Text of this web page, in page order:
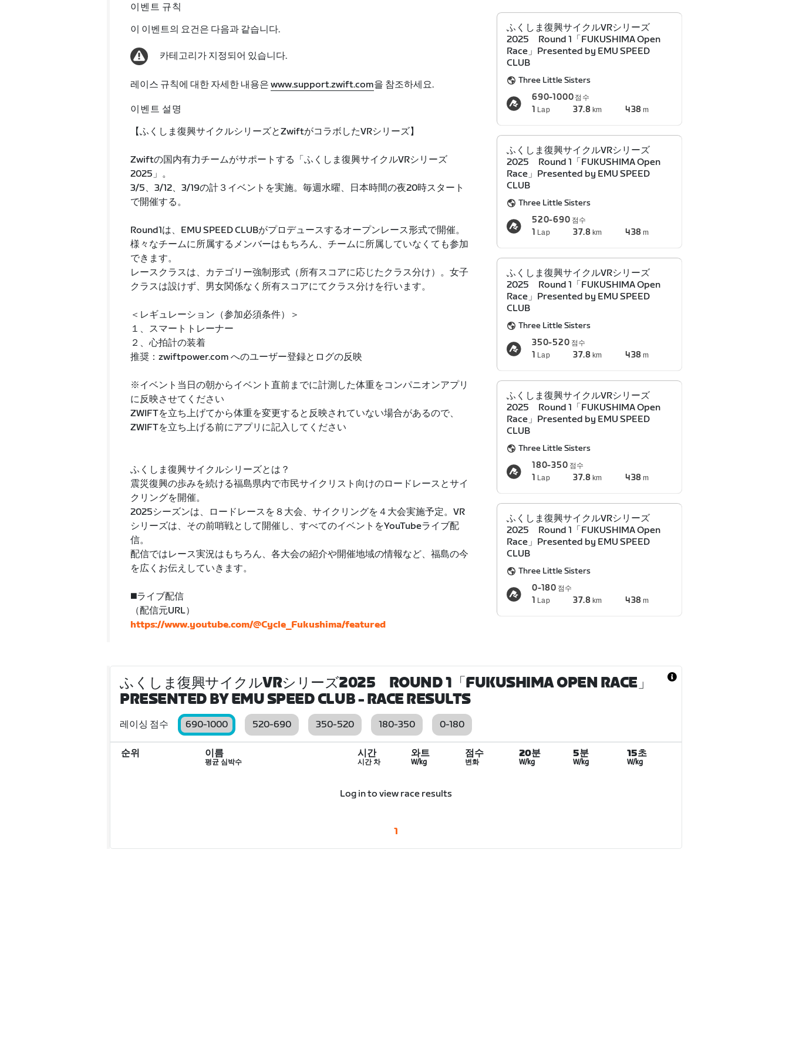
이벤트 규칙
이 이벤트의 요건은 다음과 같습니다.
카테고리가 지정되어 있습니다.
레이스 규칙에 대한 자세한 내용은 www.support.zwift.com을 참조하세요.
이벤트 설명
【ふくしま復興サイクルシリーズとZwiftがコラボしたVRシリーズ】
Zwiftの国内有力チームがサポートする「ふくしま復興サイクルVRシリーズ
2025」。
3/5、3/12、3/19の計３イベントを実施。毎週水曜、日本時間の夜20時スタート
で開催する。
Round1は、EMU SPEED CLUBがプロデュースするオープンレース形式で開催。
様々なチームに所属するメンバーはもちろん、チームに所属していなくても参加
できます。
レースクラスは、カテゴリー強制形式（所有スコアに応じたクラス分け）。女子
クラスは設けず、男女関係なく所有スコアにてクラス分けを行います。
＜レギュレーション（参加必須条件）＞
１、スマートトレーナー
２、心拍計の装着
推奨：zwiftpower.com へのユーザー登録とログの反映
※イベント当日の朝からイベント直前までに計測した体重をコンパニオンアプリ
に反映させてください
ZWIFTを立ち上げてから体重を変更すると反映されていない場合があるので、
ZWIFTを立ち上げる前にアプリに記入してください
ふくしま復興サイクルシリーズとは？
震災復興の歩みを続ける福島県内で市民サイクリスト向けのロードレースとサイ
クリングを開催。
2025シーズンは、ロードレースを８大会、サイクリングを４大会実施予定。VR
シリーズは、その前哨戦として開催し、すべてのイベントをYouTubeライブ配
信。
配信ではレース実況はもちろん、各大会の紹介や開催地域の情報など、福島の今
を広くお伝えしていきます。
◼️ライブ配信
（配信元URL）
https://www.youtube.com/@Cycle_Fukushima/featured
ふくしま復興サイクルVRシリーズ
2025 Round 1「FUKUSHIMA Open
Race」Presented by EMU SPEED
CLUB
Three Little Sisters
690-1000 점수
1 Lap 37.8 km 438 m
ふくしま復興サイクルVRシリーズ
2025 Round 1「FUKUSHIMA Open
Race」Presented by EMU SPEED
CLUB
Three Little Sisters
520-690 점수
1 Lap 37.8 km 438 m
ふくしま復興サイクルVRシリーズ
2025 Round 1「FUKUSHIMA Open
Race」Presented by EMU SPEED
CLUB
Three Little Sisters
350-520 점수
1 Lap 37.8 km 438 m
ふくしま復興サイクルVRシリーズ
2025 Round 1「FUKUSHIMA Open
Race」Presented by EMU SPEED
CLUB
Three Little Sisters
180-350 점수
1 Lap 37.8 km 438 m
ふくしま復興サイクルVRシリーズ
2025 Round 1「FUKUSHIMA Open
Race」Presented by EMU SPEED
CLUB
Three Little Sisters
0-180 점수
1 Lap 37.8 km 438 m
ふくしま復興サイクルVRシリーズ2025 ROUND 1「FUKUSHIMA OPEN RACE」
PRESENTED BY EMU SPEED CLUB- RACE RESULTS
레이싱 점수 690-1000 520-690 350-520 180-350 0-180
순위 이름
평균 심박수
시간
시간 차
와트
W/kg
점수
변화
20분
W/kg
5분
W/kg
15초
W/kg
Log in to view race results
1